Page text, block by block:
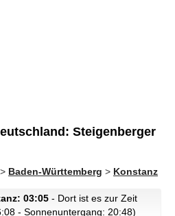
Steigenberger
> Baden-Württemberg > Konstanz
03:05 - Dort ist es zur Zeit
- Sonnenuntergang: 20:48)